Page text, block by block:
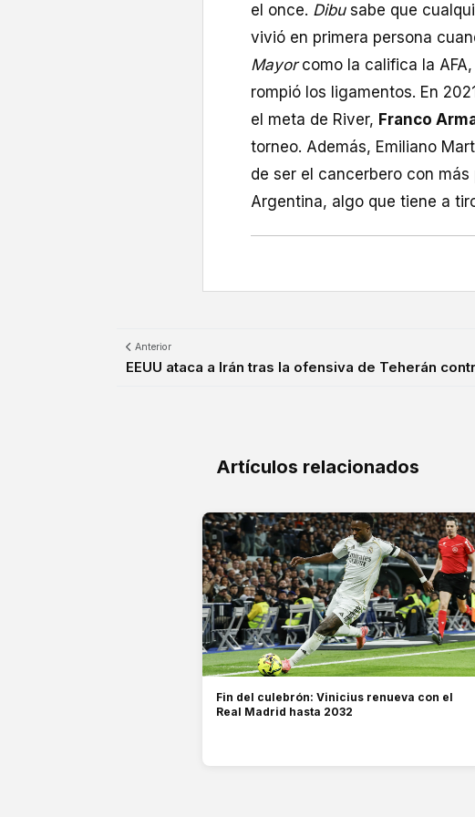
el once. Dibusabe que
vivió en primera persona
Mayorcomo la califica la AFA,
rompió los ligamentos. En
el meta de River, Franco
torneo. Además, Emiliano
de ser el cancerbero con
Argentina, algo que tiene a
Anterior
EEUU ataca a Irán tras la ofensiva de Teherán
Artículos relacionados
Fin del culebrón: Vinicius renueva con el
Real Madrid hasta 2032